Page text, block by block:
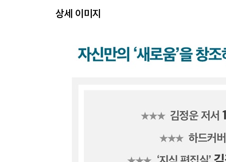
3. 마음과 심리학의 에디톨로지
22. ‘나’는 내 기억이 편집된 결과다
23. 우리는 왜 백인에게는 친절하고, 동남아인에게
27. 프로이트는 순 사기꾼이었다!
28. 그럼에도 불구하고, 프로이트는 위대한 편집자
29. 항문기 고착의 일본인과 구강기 고착의 한국인
상세 이미지